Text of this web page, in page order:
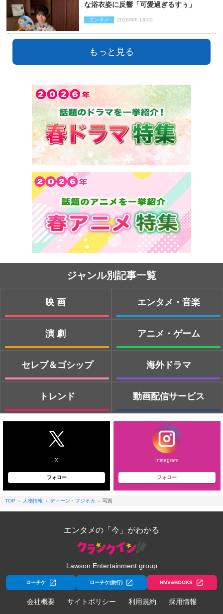
な浴衣姿に反響「可愛過ぎるすぅ」
エンタメ 2026/8/6 18:00
もっと見る
ジャンル別記事一覧
映画
演劇
セレブ＆ゴシップ
トレンド
エンタメ・音楽
アニメ・ゲーム
海外ドラマ
動画配信サービス
X
フォロー
Instagram
フォロー
TOP 人物情報 ディーン・フジオカ 写真
エンタメの「今」がわかる
Lawson Entertainment group
ローチケ ローチケ[旅行] HMV&BOOKS
会社概要 サイトポリシー 利用規約 採用情報